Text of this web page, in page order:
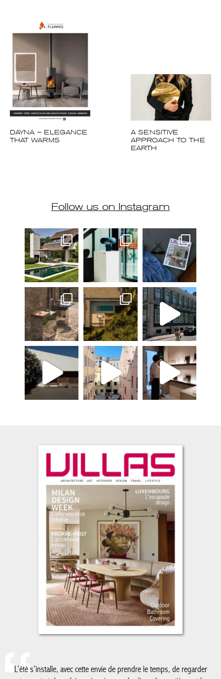
A SENSITIVE
APPROACH TO THE
EARTH
DAYNA – ELEGANCE
THAT WARMS
Follow us on Instagram
L’été s’installe, avec cette envie de prendre le temps, de regarder